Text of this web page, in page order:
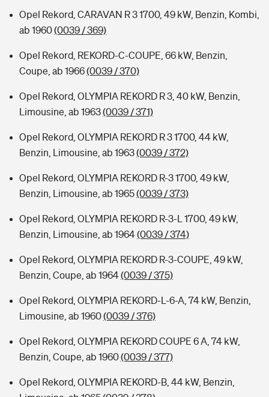
Opel Rekord, CARAVAN R 3 1700, 49 kW, Benzin, Kombi,
ab 1960(0039 / 369)
Opel Rekord, REKORD-C-COUPE, 66 kW, Benzin,
Coupe, ab 1966(0039 / 370)
Opel Rekord, OLYMPIA REKORD R 3, 40 kW, Benzin,
Limousine, ab 1963(0039 / 371)
Opel Rekord, OLYMPIA REKORD R 3 1700, 44 kW,
Benzin, Limousine, ab 1963(0039 / 372)
Opel Rekord, OLYMPIA REKORD R-3 1700, 49 kW,
Benzin, Limousine, ab 1965(0039 / 373)
Opel Rekord, OLYMPIA REKORD R-3-L 1700, 49 kW,
Benzin, Limousine, ab 1964(0039 / 374)
Opel Rekord, OLYMPIA REKORD R-3-COUPE, 49 kW,
Benzin, Coupe, ab 1964(0039 / 375)
Opel Rekord, OLYMPIA REKORD-L-6-A, 74 kW, Benzin,
Limousine, ab 1960(0039 / 376)
Opel Rekord, OLYMPIA REKORD COUPE 6 A, 74 kW,
Benzin, Coupe, ab 1960(0039 / 377)
Opel Rekord, OLYMPIA REKORD-B, 44 kW, Benzin,